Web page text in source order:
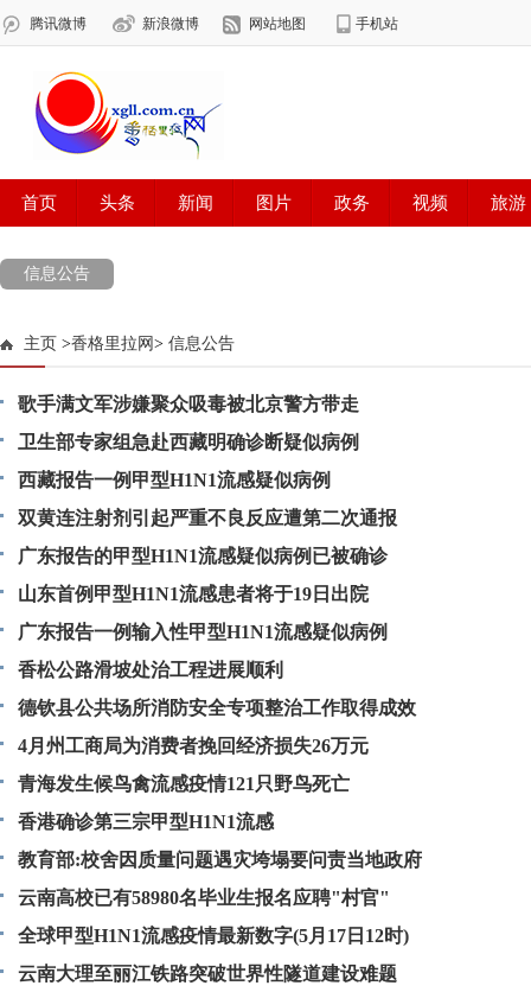
信息公告
主页 >香格里拉网 > 信息公告
歌手满文军涉嫌聚众吸毒被北京警方带走
卫生部专家组急赴西藏明确诊断疑似病例
西藏报告一例甲型H1N1流感疑似病例
双黄连注射剂引起严重不良反应遭第二次通报
广东报告的甲型H1N1流感疑似病例已被确诊
山东首例甲型H1N1流感患者将于19日出院
广东报告一例输入性甲型H1N1流感疑似病例
香松公路滑坡处治工程进展顺利
德钦县公共场所消防安全专项整治工作取得成效
4月州工商局为消费者挽回经济损失26万元
青海发生候鸟禽流感疫情121只野鸟死亡
香港确诊第三宗甲型H1N1流感
教育部:校舍因质量问题遇灾垮塌要问责当地政府
云南高校已有58980名毕业生报名应聘"村官"
全球甲型H1N1流感疫情最新数字(5月17日12时)
云南大理至丽江铁路突破世界性隧道建设难题